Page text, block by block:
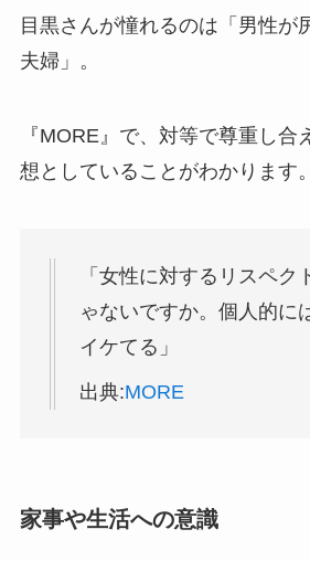
目黒さんが憧れるのは「男性が
夫婦」。
『MORE』で、対等で尊重し合
想としていることがわかります。
「女性に対するリスペク
ゃないですか。個人的に
イケてる」
出典:MORE
家事や生活への意識